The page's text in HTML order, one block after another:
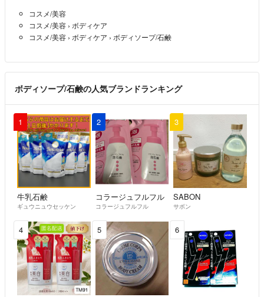
コスメ/美容
コスメ/美容 › ボディケア
コスメ/美容 › ボディケア › ボディソープ/石鹸
ボディソープ/石鹸の人気ブランドランキング
1
牛乳石鹸
ギュウニュウセッケン
2
コラージュフルフル
コラージュフルフル
3
SABON
サボン
4 5 6